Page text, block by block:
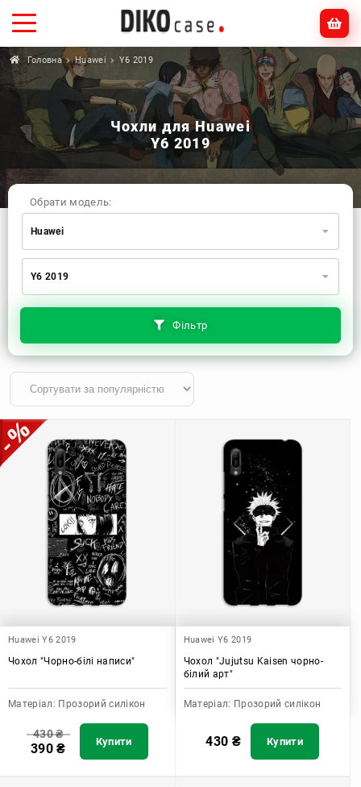
Головна Huawei Y6 2019
Чохли для Huawei
Y6 2019
Фільтр
Обрати модель:
Huawei
Xiaomi
Apple
Huawei
Realme
TECNO
ZTE
OnePlus
Motorola
Y6 2019
Huawei Y6 2019
Чохол "Чорно-білі написи"
Матеріал: Прозорий силікон
430₴
390₴ Купити
Huawei Y6 2019
Чохол "Jujutsu Kaisen чорно-
білий арт"
Матеріал: Прозорий силікон
430 ₴ Купити